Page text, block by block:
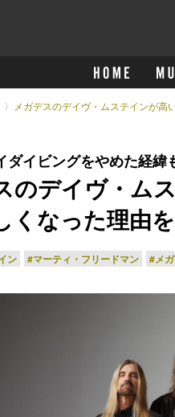
メガデスのデイヴ・ムステインが高
ダイビングをやめた経緯
のデイヴ・ム
くなった理由
ン #マーティ・フリードマン #メ